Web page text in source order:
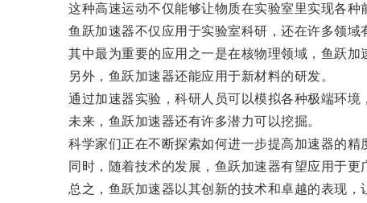
这种高速运动不仅能够让物质在实验室里实现各种
鱼跃加速器不仅应用于实验室科研，还在许多领域
其中最为重要的应用之一是在核物理领域，鱼跃加
另外，鱼跃加速器还能应用于新材料的研发。
通过加速器实验，科研人员可以模拟各种极端环境
未来，鱼跃加速器还有许多潜力可以挖掘。
科学家们正在不断探索如何进一步提高加速器的精
同时，随着技术的发展，鱼跃加速器有望应用于更
总之，鱼跃加速器以其创新的技术和卓越的表现，